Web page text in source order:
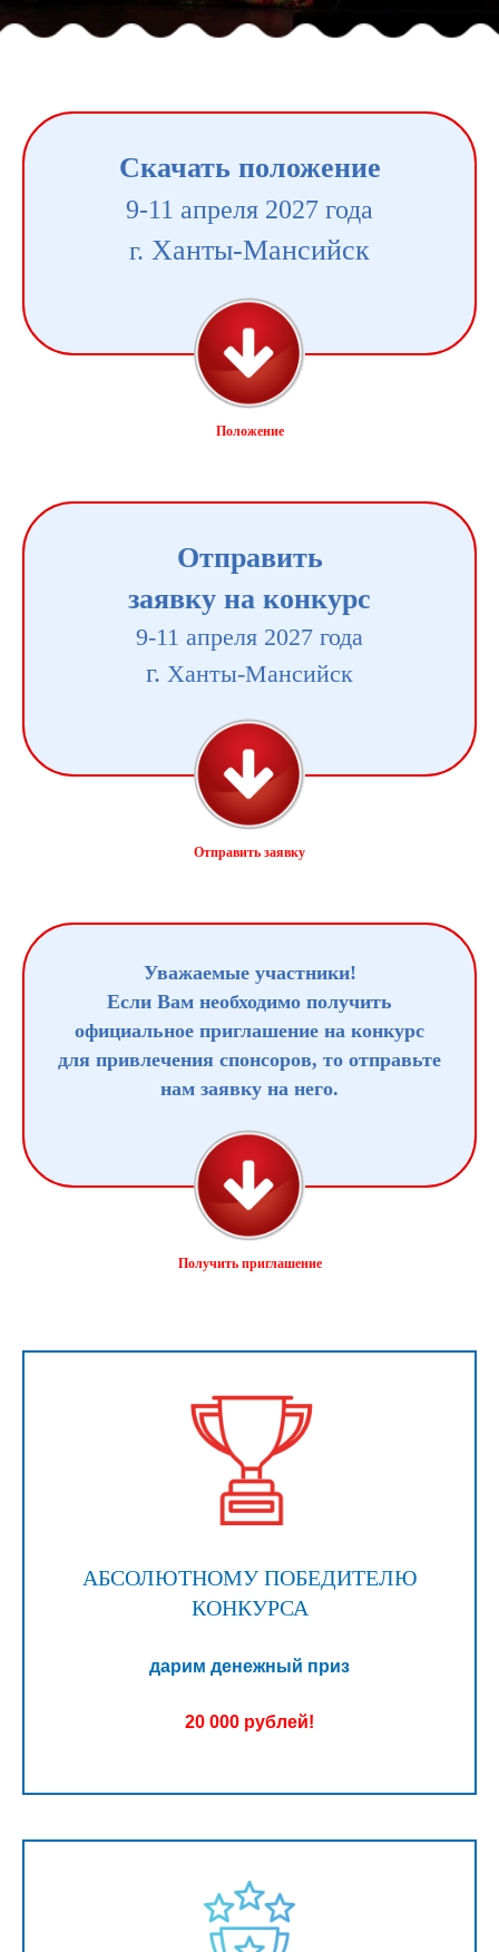
Скачать положение
9-11 апреля 2027 года
г. Ханты-Мансийск
Положение
Отправить
заявку на конкурс
9-11 апреля 2027 года
г. Ханты-Мансийск
Отправить заявку
Уважаемые участники!
Если Вам необходимо получить
официальное приглашение на конкурс
для привлечения спонсоров, то отправьте
нам заявку на него.
Получить приглашение
АБСОЛЮТНОМУ ПОБЕДИТЕЛЮ
КОНКУРСА
дарим денежный приз
20 000 рублей!